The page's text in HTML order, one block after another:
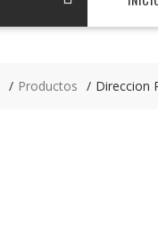
Productos Direccion